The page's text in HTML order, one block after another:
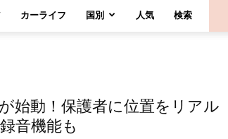
自
動
カーライフ 国別 人気 検索
始動！保護者に位置をリアル
音機能も